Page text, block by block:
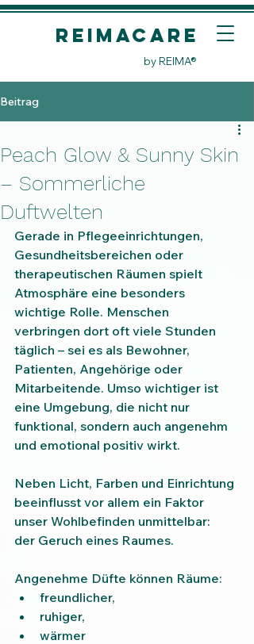
REIMACare
by REIMA®
Beitrag
Peach Glow & Sunny Skin
– Sommerliche
Duftwelten
Gerade in Pflegeeinrichtungen,
Gesundheitsbereichen oder
therapeutischen Räumen spielt
Atmosphäre eine besonders
wichtige Rolle. Menschen
verbringen dort oft viele Stunden
täglich – sei es als Bewohner,
Patienten, Angehörige oder
Mitarbeitende. Umso wichtiger ist
eine Umgebung, die nicht nur
funktional, sondern auch angenehm
und emotional positiv wirkt.
Neben Licht, Farben und Einrichtung
beeinflusst vor allem ein Faktor
unser Wohlbefinden unmittelbar:
der Geruch eines Raumes.
Angenehme Düfte können Räume:
freundlicher,
ruhiger,
wärmer